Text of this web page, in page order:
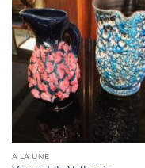
A LA UNE